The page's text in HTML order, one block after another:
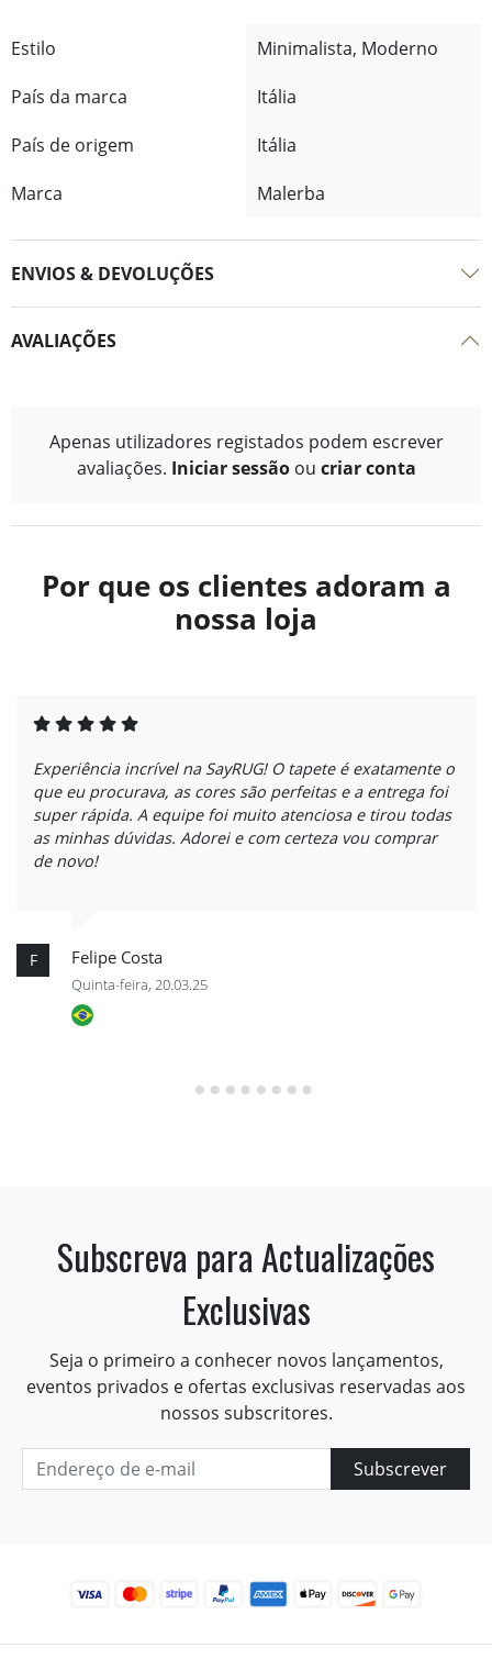
Estilo
Minimalista, Moderno
País da marca
Itália
País de origem
Itália
Marca
Malerba
ENVIOS & DEVOLUÇÕES
AVALIAÇÕES
Apenas utilizadores registados podem escrever
avaliações. Iniciar sessão ou criar conta
Por que os clientes adoram a
nossa loja
Experiência incrível na SayRUG! O tapete é exatamente o
que eu procurava, as cores são perfeitas e a entrega foi
super rápida. A equipe foi muito atenciosa e tirou todas
as minhas dúvidas. Adorei e com certeza vou comprar
de novo!
F Felipe Costa
Quinta-feira, 20.03.25
Subscreva para Actualizações
Exclusivas
Seja o primeiro a conhecer novos lançamentos,
eventos privados e ofertas exclusivas reservadas aos
nossos subscritores.
Subscrever